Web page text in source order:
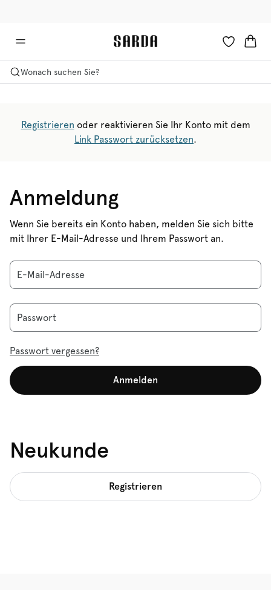
Wonach suchen Sie?
Registrieren oder reaktivieren Sie Ihr Konto mit dem
Link Passwort zurücksetzen.
Anmeldung
Wenn Sie bereits ein Konto haben, melden Sie sich bitte
mit Ihrer E-Mail-Adresse und Ihrem Passwort an.
E-Mail-Adresse
Passwort
Passwort vergessen?
Anmelden
Neukunde
Registrieren